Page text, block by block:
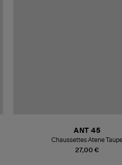
27,00 €
ANT 45
Chaussettes Atene